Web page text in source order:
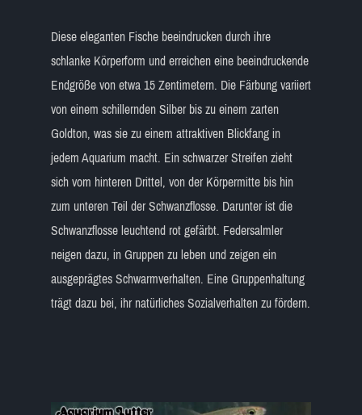
Diese eleganten Fische beeindrucken durch ihre
schlanke Körperform und erreichen eine beeindruckende
Endgröße von etwa 15 Zentimetern. Die Färbung variiert
von einem schillernden Silber bis zu einem zarten
Goldton, was sie zu einem attraktiven Blickfang in
jedem Aquarium macht. Ein schwarzer Streifen zieht
sich vom hinteren Drittel, von der Körpermitte bis hin
zum unteren Teil der Schwanzflosse. Darunter ist die
Schwanzflosse leuchtend rot gefärbt. Federsalmler
neigen dazu, in Gruppen zu leben und zeigen ein
ausgeprägtes Schwarmverhalten. Eine Gruppenhaltung
trägt dazu bei, ihr natürliches Sozialverhalten zu fördern.